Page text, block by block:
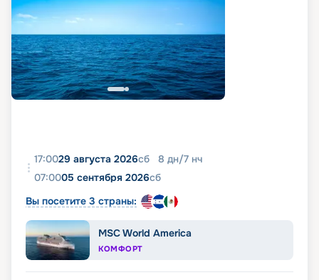
17:0029 августа 2026сб 8 дн/7 нч
07:0005 сентября 2026сб
Вы посетите 3 страны:
MSC World America
КОМФОРТ